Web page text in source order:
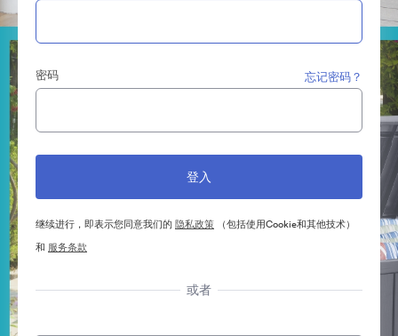
密码 忘记密码？
继续进行，即表示您同意我们的 隐私政策 （包括使用Cookie和其他技术）
和 服务条款
或者